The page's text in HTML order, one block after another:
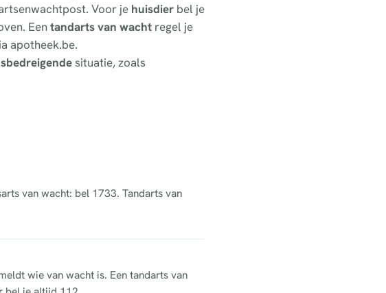
Voor je huisdier bel je
Eentandarts van wacht regel je
apotheek.be.
situatie, zoals
van wacht: bel 1733. Tandarts van
wie van wacht is. Een tandarts van